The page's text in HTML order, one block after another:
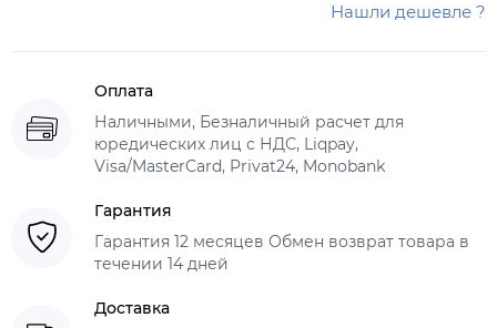
Нашли дешевле ?
Оплата
Наличными, Безналичный расчет для
юредических лиц с НДС, Liqpay,
Visa/MasterCard, Privat24, Monobank
Гарантия
Гарантия 12 месяцев Обмен возврат товара в
течении 14 дней
Доставка